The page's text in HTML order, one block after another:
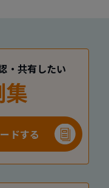
・共有したい
ドする